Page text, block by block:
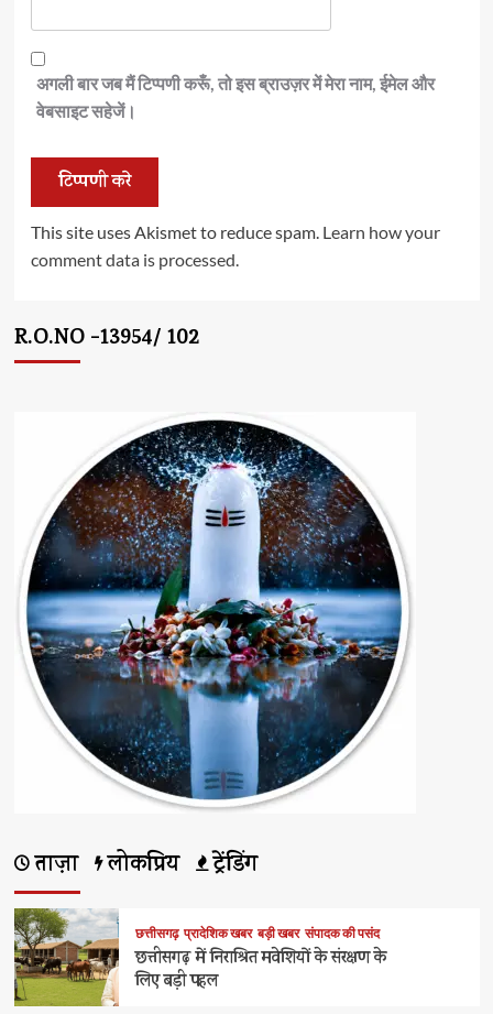
अगली बार जब मैं टिप्पणी करूँ, तो इस ब्राउज़र में मेरा नाम, ईमेल और
वेबसाइट सहेजें।
This site uses Akismet to reduce spam. Learn how your
comment data is processed.
R.O.NO -13954/ 102
ताज़ा लोकप्रिय ट्रेंडिंग
छत्तीसगढ़ प्रादेशिक खबर बड़ी खबर संपादक की पसंद
छत्तीसगढ़ में निराश्रित मवेशियों के संरक्षण के
लिए बड़ी पहल